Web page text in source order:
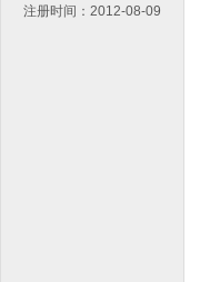
注册时间：2012-08-09